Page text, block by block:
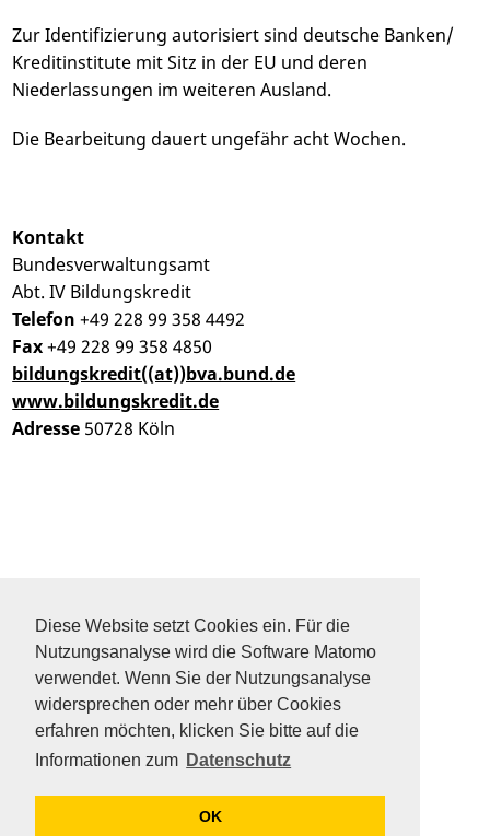
Diese Website setzt Cookies ein. Für die
Nutzungsanalyse wird die Software Matomo
verwendet. Wenn Sie der Nutzungsanalyse
widersprechen oder mehr über Cookies
erfahren möchten, klicken Sie bitte auf die
Informationen zum Datenschutz
OK
Zur Identifizierung autorisiert sind deutsche Banken/
Kreditinstitute mit Sitz in der EU und deren
Niederlassungen im weiteren Ausland.
Die Bearbeitung dauert ungefähr acht Wochen.
Kontakt
Bundesverwaltungsamt
Abt. IV Bildungskredit
Telefon +49 228 99 358 4492
Fax+49 228 99 358 4850
bildungskredit((at))bva.bund.de
www.bildungskredit.de
Adresse 50728 Köln
SITEMAP
FAQ
KONTAKT
IMPRESSUM